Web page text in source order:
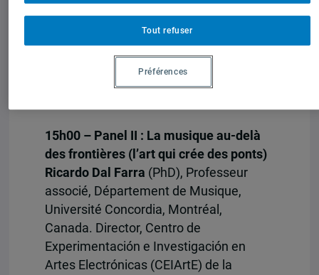
anthropologie, Université d’Ottawa.
Viviana Fridman
Responsable de la formation
professionnelle, Maîtrise en études
internationales, l’Université de
15h00 – Panel II : La musique au-delà
des frontières (l’art qui crée des ponts)
Ricardo Dal Farra (PhD), Professeur
associé, Département de Musique,
Université Concordia, Montréal,
Canada. Director, Centro de
Experimentación e Investigación en
Artes Electrónicas (CEIArtE) de la
Tout refuser
Préférences